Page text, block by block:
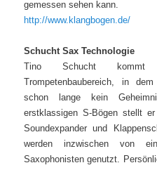
gemessen sehen kann.
http://www.klangbogen.de/
Schucht Sax Technologie
Tino Schucht kommt
Trompetenbaubereich, in
schon lange kein
erstklassigen S-Bögen stellt
Soundexpander und
werden inzwischen von
Saxophonisten genutzt.